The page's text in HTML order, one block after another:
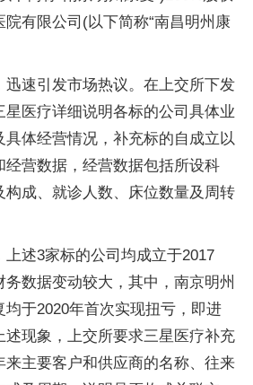
有限公司(以下简称“南昌明州康
迅速引发市场热议。在上交所下发
星医疗详细说明各标的公司具体业
具体经营情况，补充标的自成立以
经营数据，经营数据包括所设科
构成、就诊人数、床位数量及周转
上述3家标的公司均成立于2017
数据变动较大，其中，南京明州
均于2020年首次实现扭亏，即进
述现象，上交所要求三星医疗补充
来主要客户和供应商的名称、往来